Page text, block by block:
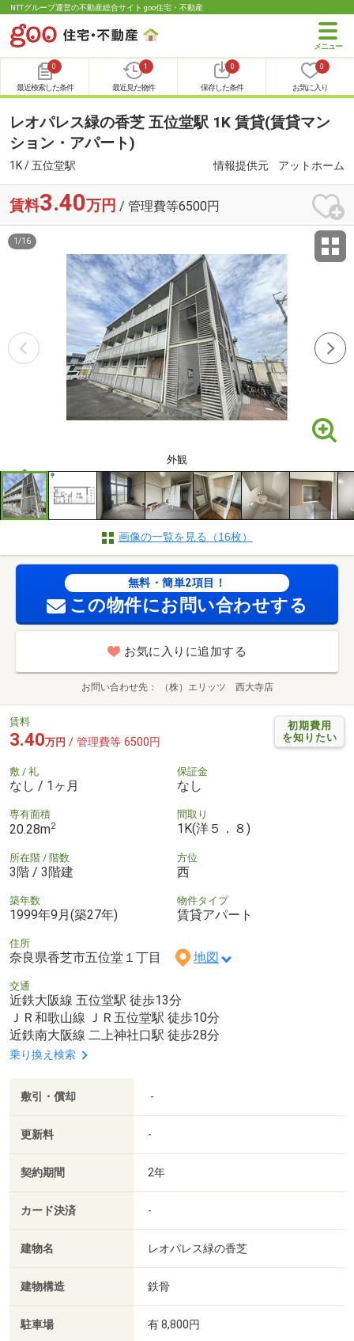
NTTグループ運営の不動産総合サイト goo住宅・不動産
0
最近検索した条件
1
最近見た物件
0
保存した条件
0
お気に入り
レオパレス緑の香芝 五位堂駅 1K 賃貸(賃貸マン
ション・アパート)
1K / 五位堂駅 情報提供元 アットホーム
賃料3.40万円 / 管理費等6500円
外観
1 /16
画像の一覧を見る（16枚）
無料・簡単2項目！
この物件にお問い合わせする
お気に入りに追加する
お問い合わせ先 （株）エリッツ 西大寺店
初期費用
を知りたい
賃料
3.40万円 / 管理費等 6500円
敷 / 礼
なし / 1ヶ月
保証金
なし
専有面積
20.28m2
間取り
1K(洋５．８)
所在階 / 階数
3階 / 3階建
方位
西
築年数
1999年9月(築27年)
物件タイプ
賃貸アパート
住所
奈良県香芝市五位堂１丁目 地図
交通
近鉄大阪線 五位堂駅 徒歩13分
ＪＲ和歌山線 ＪＲ五位堂駅 徒歩10分
近鉄南大阪線 二上神社口駅 徒歩28分
乗り換え検索
敷引・償却 -
更新料 -
契約期間 2年
カード決済 -
建物名 レオパレス緑の香芝
建物構造 鉄骨
駐車場 有 8,800円